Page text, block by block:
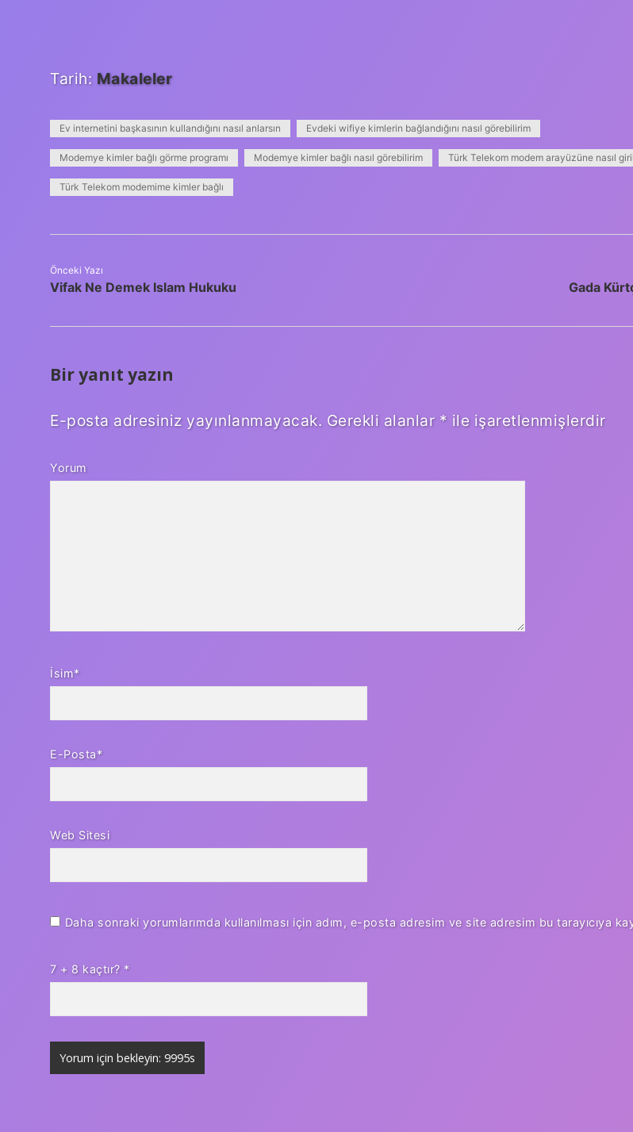
Tarih: Makaleler
Ev internetini başkasının kullandığını nasıl anlarsın Evdeki wifiye kimlerin bağlandığını nasıl görebilirim
Modemye kimler bağlı görme programı Modemye kimler bağlı nasıl görebilirim Türk Telekom modem arayüzüne nasıl
Türk Telekom modemime kimler bağlı
Önceki Yazı
Vifak Ne Demek Islam Hukuku Gada
Bir yanıt yazın
E-posta adresiniz yayınlanmayacak. Gerekli alanlar * ile işaretlenmişlerdir
Yorum
İsim*
E-Posta*
Web Sitesi
Daha sonraki yorumlarımda kullanılması için adım, e-posta adresim ve site adresim bu tarayıcıya
7 + 8 kaçtır? *